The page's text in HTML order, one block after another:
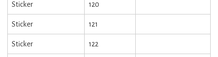
Sticker 120
Sticker 121
Sticker 122